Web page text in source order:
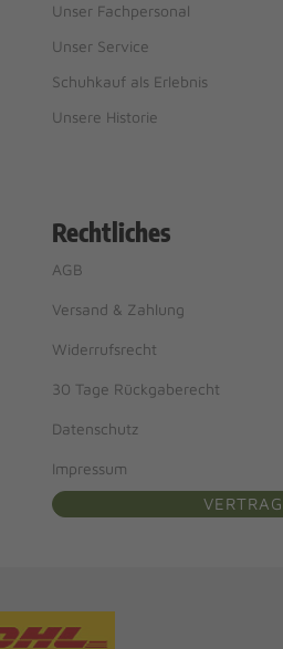
Unser Fachpersonal
Unser Service
Schuhkauf als Erlebnis
Unsere Historie
Rechtliches
AGB
Versand & Zahlung
Widerrufsrecht
30 Tage Rückgaberecht
Datenschutz
Impressum